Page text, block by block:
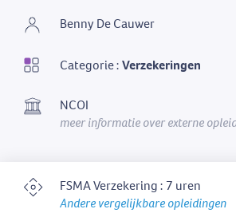
Benny De Cauwer
Categorie :Verzekeringen
NCOI
meer informatie over externe
FSMA Verzekering : 7 uren
Andere vergelijkbare opleidingen